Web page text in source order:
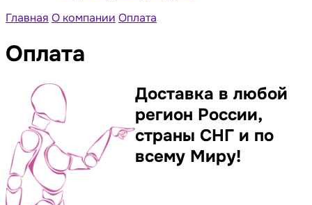
Главная О компании Оплата
Оплата
Доставка в любой
регион России,
страны СНГ и по
всему Миру!